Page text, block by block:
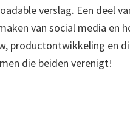
verslag. Een deel
van social media en
productontwikkeling en
die beiden verenigt!